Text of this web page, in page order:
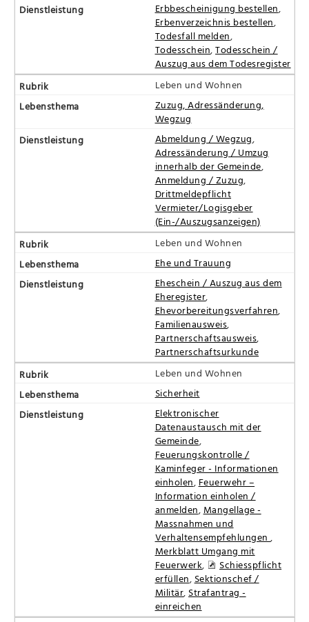
Erbbescheinigung bestellen,
Erbenverzeichnis bestellen,
Todesfall melden,
Todesschein,Todesschein /
Auszug aus dem Todesregister
Leben und Wohnen
Zuzug, Adressänderung,
Wegzug
Abmeldung / Wegzug,
Adressänderung / Umzug
innerhalb der Gemeinde,
Anmeldung / Zuzug,
Drittmeldepflicht
Vermieter/Logisgeber
(Ein-/Auszugsanzeigen)
Leben und Wohnen
Ehe und Trauung
Eheschein / Auszug aus dem
Eheregister,
Ehevorbereitungsverfahren,
Familienausweis,
Partnerschaftsausweis,
Partnerschaftsurkunde
Leben und Wohnen
Sicherheit
Elektronischer
Datenaustausch mit der
Gemeinde,
Feuerungskontrolle /
Kaminfeger - Informationen
einholen, Feuerwehr –
Information einholen /
anmelden, Mangellage -
Massnahmen und
Verhaltensempfehlungen,
Merkblatt Umgang mit
Feuerwerk,
Schiesspflicht
erfüllen, Sektionschef /
Militär, Strafantrag -
einreichen